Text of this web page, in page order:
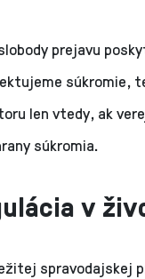
prejavu
súkromie,
len vtedy, ak
súkromia.
v
spravodajskej